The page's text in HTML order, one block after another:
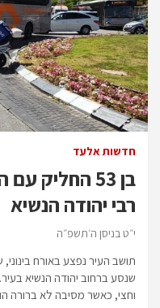
חדשות אלעד
בן 53 החליק
רבי יהודה הנשיא
י״ט בניסן ה׳תשפ״ה
תושב העיר נפצע באורח
וחצי, כאשר מסיבה לא ברורה